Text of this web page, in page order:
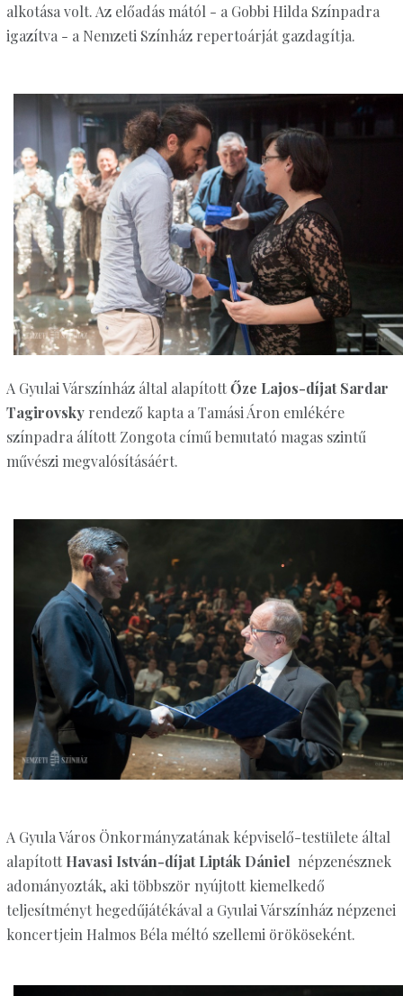
alkotása volt. Az előadás mától - a Gobbi Hilda Színpadra
igazítva - a Nemzeti Színház repertoárját gazdagítja.
A Gyulai Várszínház által alapítottŐze Lajos-díjat Sardar
Tagirovskyrendező kapta a Tamási Áron emlékére
színpadra álított Zongota című bemutató magas szintű
művészi megvalósításáért.
A Gyula Város Önkormányzatának képviselő-testülete által
alapított Havasi István-díjat Lipták Dániel népzenésznek
adományozták, aki többször nyújtott kiemelkedő
teljesítményt hegedűjátékával a Gyulai Várszínház népzenei
koncertjein Halmos Béla méltó szellemi örököseként.